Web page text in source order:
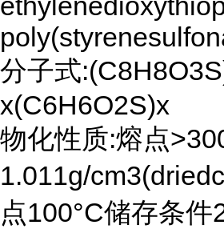
分子式
x(C6H6O2S)x
物化性质:熔点
1.011g/
点100°C储存条件